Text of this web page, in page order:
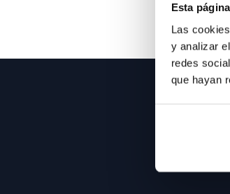
Esta
Las
y analizar
redes
que hayan